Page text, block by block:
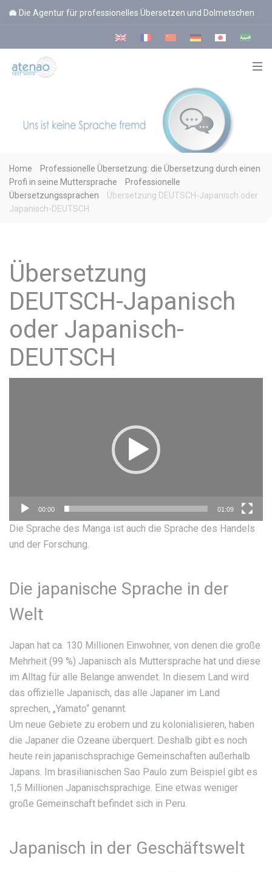
Die Agentur für professionelles Übersetzen und Dolmetschen
Home
Professionelle Übersetzung: die Übersetzung durch einen
Profi in seine Muttersprache
Professionelle
Übersetzungssprachen
Übersetzung DEUTSCH-Japanisch oder
Japanisch-DEUTSCH
Übersetzung
DEUTSCH-Japanisch
oder Japanisch-
DEUTSCH
00:00 01:09
Die Sprache des Manga ist auch die Sprache des Handels
und der Forschung.
Die japanische Sprache in der
Welt
Japan hat ca. 130 Millionen Einwohner, von denen die große
Mehrheit (99 %) Japanisch als Muttersprache hat und diese
im Alltag für alle Belange anwendet. In diesem Land wird
das offizielle Japanisch, das alle Japaner im Land
sprechen, „Yamato“ genannt.
Um neue Gebiete zu erobern und zu kolonialisieren, haben
die Japaner die Ozeane überquert. Deshalb gibt es noch
heute rein japanischsprachige Gemeinschaften außerhalb
Japans. Im brasilianischen Sao Paulo zum Beispiel gibt es
1,5 Millionen Japanischsprachige. Eine etwas weniger
große Gemeinschaft befindet sich in Peru.
Japanisch in der Geschäftswelt
Cookie-Einstellungen